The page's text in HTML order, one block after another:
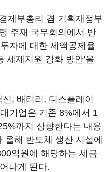
제부총리 겸 기획재정부
주재 국무회의에서 반
자에 대한 세액공제율
세제지원 강화 방안'을
, 배터리, 디스플레이
기업은 기존 8%에서 1
까지 상향한다는 내용
해 반도체 생산 시설에
억원에 해당하는 세금
나게 된다.